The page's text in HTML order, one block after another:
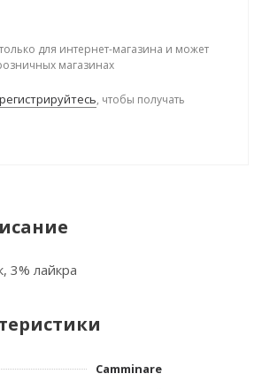
для интернет-магазина и может
магазинах
, чтобы получать
3% лайкра
Camminare